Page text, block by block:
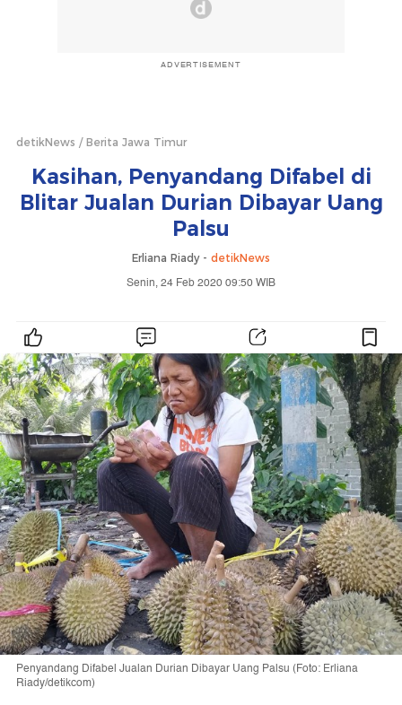
ADVERTISEMENT
detikNews Berita Jawa Timur
Kasihan, Penyandang Difabel di
Blitar Jualan Durian Dibayar Uang
Palsu
Erliana Riady - detikNews
Senin, 24 Feb 2020 09:50 WIB
Penyandang Difabel Jualan Durian Dibayar Uang Palsu (Foto: Erliana
Riady/detikcom)